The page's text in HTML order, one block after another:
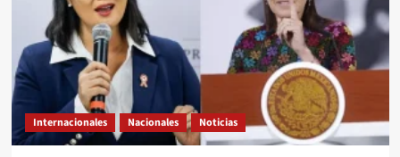
Internacionales Nacionales Noticias